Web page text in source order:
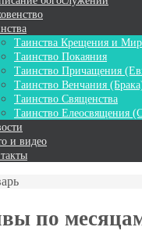
Таинства Крещения и
Таинство Покаяния
Таинство Причащения
Таинство Венчания
Таинство Священства
Таинство Елеосвящения
и видео
по